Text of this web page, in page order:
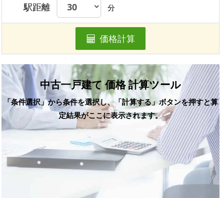
駅距離 分
価格計算
中古一戸建て 価格 計算ツール
「条件選択」から条件を選択し、「計算する」ボタンを押すと算
定結果がここに表示されます。